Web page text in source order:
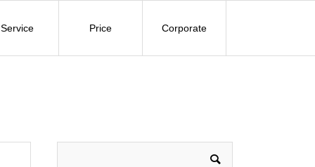
Service Price Corporate